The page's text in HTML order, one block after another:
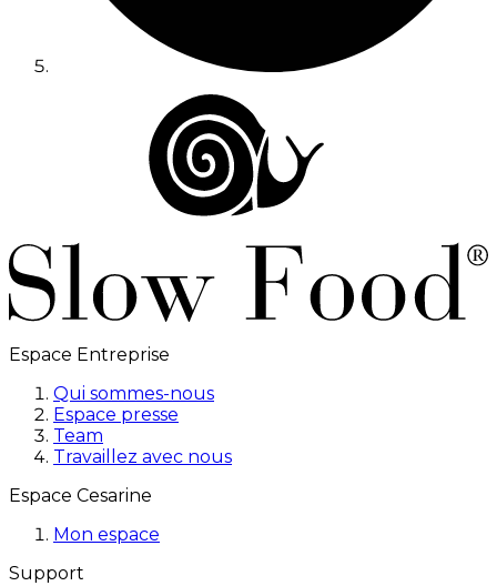
Espace Entreprise
Qui sommes-nous
Espace presse
Team
Travaillez avec nous
Espace Cesarine
Mon espace
Support